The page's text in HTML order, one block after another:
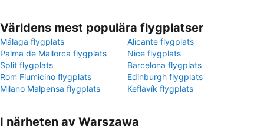
Världens mest populära flygplatser
Málaga flygplats
Alicante flygplats
Palma de Mallorca flygplats
Nice flygplats
Split flygplats
Barcelona flygplats
Rom Fiumicino flygplats
Edinburgh flygplats
Milano Malpensa flygplats
Keflavík flygplats
I närheten av Warszawa